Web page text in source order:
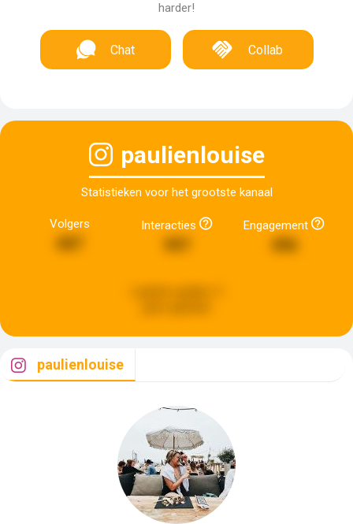
harder!
Chat Collab
paulienlouise
Statistieken voor het grootste kanaal
Volgers
687
Interacties Engagement
496
paulienlouise